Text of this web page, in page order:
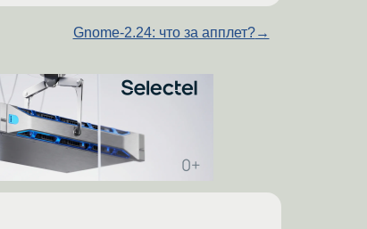
Gnome-2.24: что за апплет?→